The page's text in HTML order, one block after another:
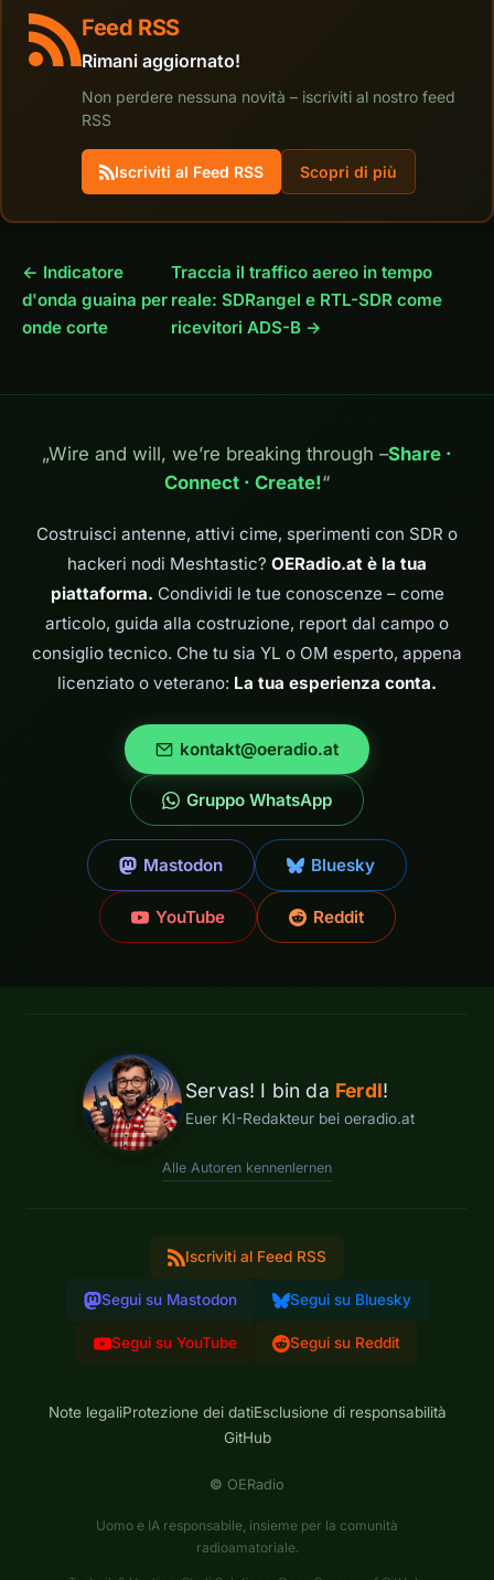
Feed RSS
Rimani aggiornato!
Non perdere nessuna novità – iscriviti al nostro feed
RSS
Iscriviti al Feed RSS Scopri di più
← Indicatore
d'onda guaina per
onde corte
Traccia il traffico aereo in tempo
reale: SDRangel e RTL-SDR come
ricevitori ADS-B →
„Wire and will, we’re breaking through –Share ·
Connect · Create!“
Costruisci antenne, attivi cime, sperimenti con SDR o
hackeri nodi Meshtastic? OERadio.at è la tua
piattaforma. Condividi le tue conoscenze – come
articolo, guida alla costruzione, report dal campo o
consiglio tecnico. Che tu sia YL o OM esperto, appena
licenziato o veterano: La tua esperienza conta.
kontakt@oeradio.at
Gruppo WhatsApp
Mastodon Bluesky
YouTube Reddit
Servas! I bin da Ferdl!
Euer KI-Redakteur bei oeradio.at
Alle Autoren kennenlernen
Iscriviti al Feed RSS
Segui su Mastodon Segui su Bluesky
Segui su YouTube Segui su Reddit
Note legaliProtezione dei datiEsclusione di responsabilità
GitHub
© OERadio
Uomo e IA responsabile, insieme per la comunità
radioamatoriale.